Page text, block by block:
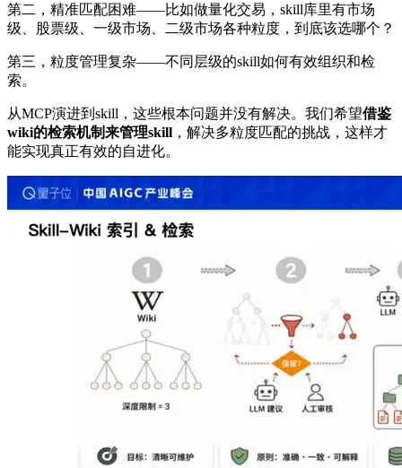
第二，精准匹配困难——比如做量化交易，skill库里有市场
级、股票级、一级市场、二级市场各种粒度，到底该选哪个？
第三，粒度管理复杂——不同层级的skill如何有效组织和检
索。
从MCP演进到skill，这些根本问题并没有解决。我们希望借鉴
wiki的检索机制来管理skill ，解决多粒度匹配的挑战，这样才
能实现真正有效的自进化。